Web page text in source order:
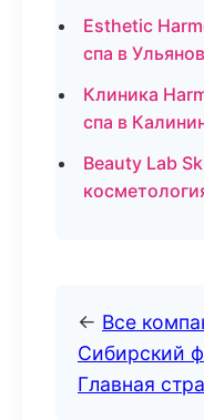
Esthetic
спа в
Клиника
спа в
Beauty Lab
← Все
Сибирский
Главная